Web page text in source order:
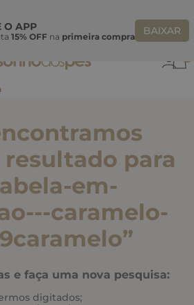
O APP
15% OFF na primeira compra BAIXAR
para
em-
caramelo-
”
e faça uma nova pesquisa:
digitados;